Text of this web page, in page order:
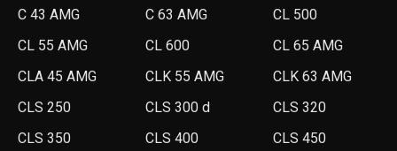
C 43 AMG
C 63 AMG
CL 500
CL 55 AMG
CL 600
CL 65 AMG
CLA 45 AMG
CLK 55 AMG
CLK 63 AMG
CLS 250
CLS 300 d
CLS 320
CLS 350
CLS 400
CLS 450